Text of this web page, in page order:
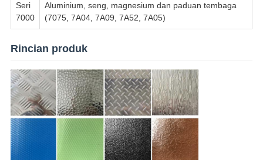
Seri
7000
Aluminium, seng, magnesium dan paduan tembaga
(7075, 7A04, 7A09, 7A52, 7A05)
Rincian produk